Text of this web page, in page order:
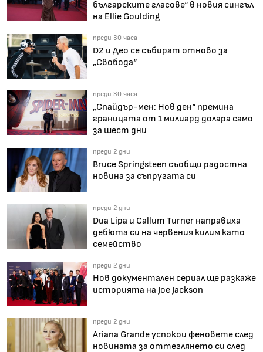
българските гласове“ в новия сингъл
на Ellie Goulding
преди 30 часа
D2 и Део се събират отново за
„Свобода“
преди 30 часа
„Спайдър-мен: Нов ден“ премина
границата от 1 милиард долара само
за шест дни
преди 2 дни
Bruce Springsteen съобщи радостна
новина за съпругата си
преди 2 дни
Dua Lipa и Callum Turner направиха
дебюта си на червения килим като
семейство
преди 2 дни
Нов документален сериал ще разкаже
историята на Joe Jackson
преди 2 дни
Ariana Grande успокои феновете след
новината за оттеглянето си след